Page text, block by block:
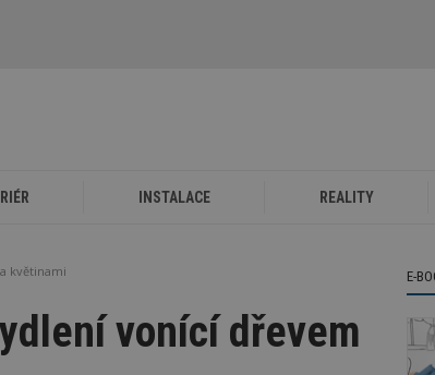
INSTALACE REALITY
květinami
vonící dřevem
E-